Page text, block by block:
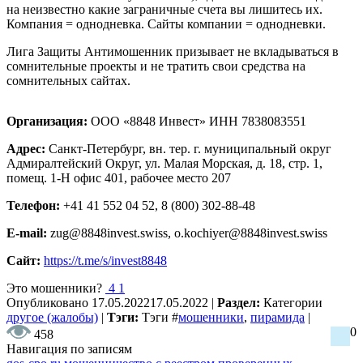
на неизвестно какие заграничные счета вы лишитесь их.
Компания = однодневка. Сайты компании = однодневки.
Лига Защиты Антимошенник призывает не вкладываться в
сомнительные проекты и не тратить свои средства на
сомнительных сайтах.
Организация: ООО «8848 Инвест» ИНН 7838083551
Адрес: Санкт-Петербург, вн. тер. г. муниципальный округ
Адмиралтейский Округ, ул. Малая Морская, д. 18, стр. 1,
помещ. 1-Н офис 401, рабочее место 207
Телефон: +41 41 552 04 52, 8 (800) 302-88-48
E-mail: zug@8848invest.swiss, o.kochiyer@8848invest.swiss
Сайт: https://t.me/s/invest8848
Это мошенники? 4 1
Опубликовано 17.05.202217.05.2022 | Раздел: Категории
другое (жалобы) | Тэги: Тэги #мошенники, пирамида |
458
0
Навигация по записям